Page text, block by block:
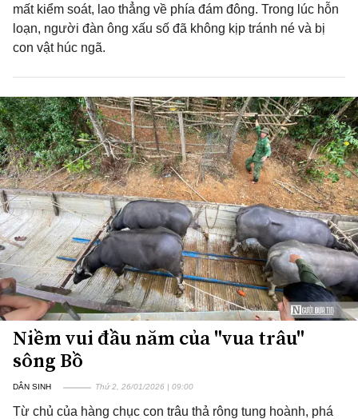
mất kiểm soát, lao thẳng về phía đám đông. Trong lúc hỗn
loạn, người đàn ông xấu số đã không kịp tránh né và bị
con vật húc ngã.
Niềm vui đầu năm của "vua trâu"
sông Bồ
DÂN SINH Thứ 2, 26/01/2026 | 09:00
Từ chủ của hàng chục con trâu thả rông tung hoành, phá